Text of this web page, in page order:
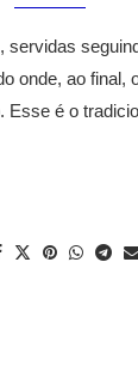
servidas
onde, ao final,
Esse é o